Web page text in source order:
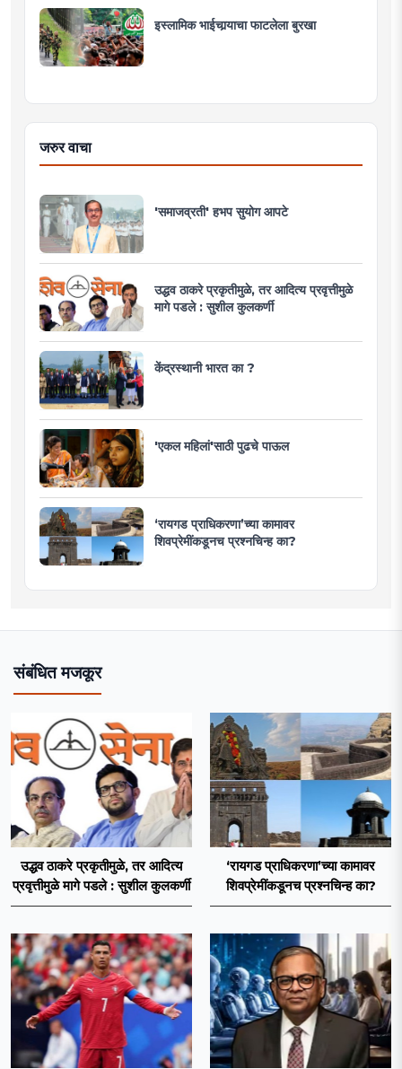
इस्लामिक भाईचार्‍याचा फाटलेला बुरखा
जरुर वाचा
'समाजव्रती' हभप सुयोग आपटे
उद्धव ठाकरे प्रकृतीमुळे, तर आदित्य प्रवृत्तीमुळे
मागे पडले : सुशील कुलकर्णी
केंद्रस्थानी भारत का ?
'एकल महिलां'साठी पुढचे पाऊल
‘रायगड प्राधिकरणा’च्या कामावर
शिवप्रेमींकडूनच प्रश्नचिन्ह का?
संबंधित मजकूर
उद्धव ठाकरे प्रकृतीमुळे, तर आदित्य
प्रवृत्तीमुळे मागे पडले : सुशील कुलकर्णी
‘रायगड प्राधिकरणा’च्या कामावर
शिवप्रेमींकडूनच प्रश्नचिन्ह का?